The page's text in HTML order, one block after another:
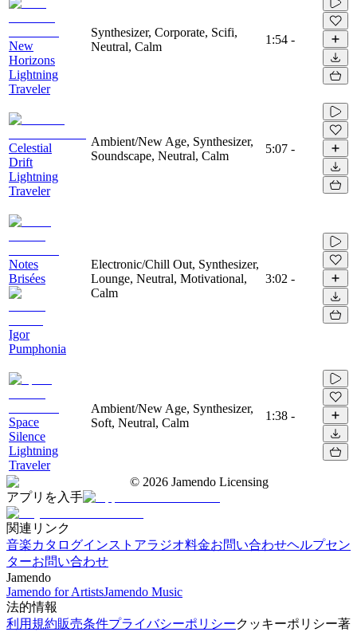
New
Horizons
Lightning
Traveler
Synthesizer, Corporate, Scifi,
Neutral, Calm
1:54 -
Celestial
Drift
Lightning
Traveler
Ambient/New Age, Synthesizer,
Soundscape, Neutral, Calm
5:07 -
Notes
Brisées
Igor
Pumphonia
Electronic/Chill Out, Synthesizer,
Lounge, Neutral, Motivational,
Calm
3:02 -
Space
Silence
Lightning
Traveler
Ambient/New Age, Synthesizer,
Soft, Neutral, Calm
1:38 -
© 2026 Jamendo Licensing
アプリを入手
関連リンク
音楽カタログインストアラジオ料金お問い合わせヘルプセン
ターお問い合わせ
Jamendo
Jamendo for ArtistsJamendo Music
法的情報
利用規約販売条件プライバシーポリシークッキーポリシー著